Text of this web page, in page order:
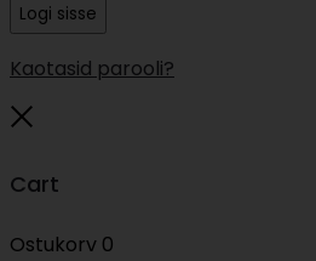
Logi sisse
Kaotasid parooli?
Cart
Ostukorv 0